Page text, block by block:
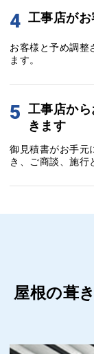
4 工事店が
お客様と予め調整
ます。
5 工事店か
きます
御見積書がお手元
き、ご商談、施行
屋根の葺